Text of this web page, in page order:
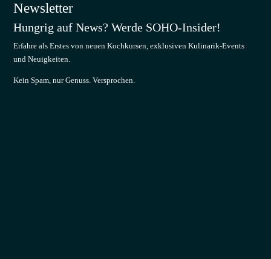
Newsletter
Hungrig auf News? Werde SOHO-Insider!
Erfahre als Erstes von neuen Kochkursen, exklusiven Kulinarik-Events
und Neuigkeiten.
Kein Spam, nur Genuss. Versprochen.